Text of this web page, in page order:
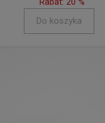
Do koszyka